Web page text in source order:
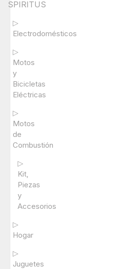
SPIRITUS
▷
Electrodomésticos
▷
Motos
y
Bicicletas
Eléctricas
▷
Motos
de
Combustión
▷
Kit,
Piezas
y
Accesorios
▷
Hogar
▷
Juguetes